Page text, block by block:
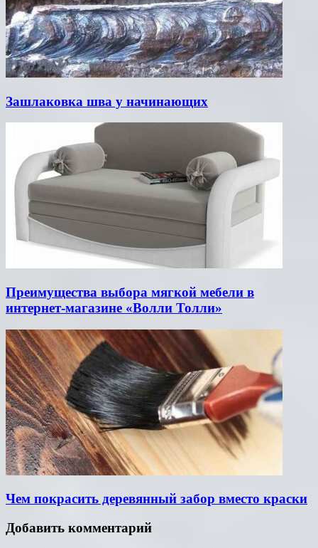
Зашлаковка шва у начинающих
Преимущества выбора мягкой мебели в
интернет-магазине «Волли Толли»
Чем покрасить деревянный забор вместо краски
Добавить комментарий